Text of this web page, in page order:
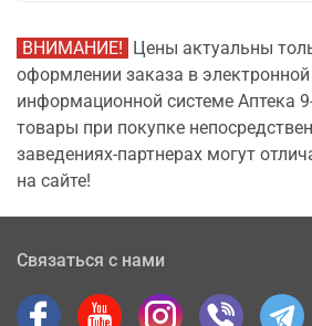
ВНИМАНИЕ! Цены актуальны
оформлении заказа в
информационной системе Аптека
товары при покупке
заведениях-партнерах могут
на сайте!
Связаться с нами